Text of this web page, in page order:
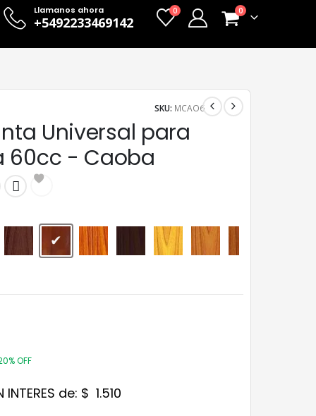
Llamanos ahora
+5492233469142
0 0
Universal para
60cc - Caoba
SKU: MCAO6
AlgarroboCaoba Cedro Peteribí Roble Claro
OFF
de: $ 1.510